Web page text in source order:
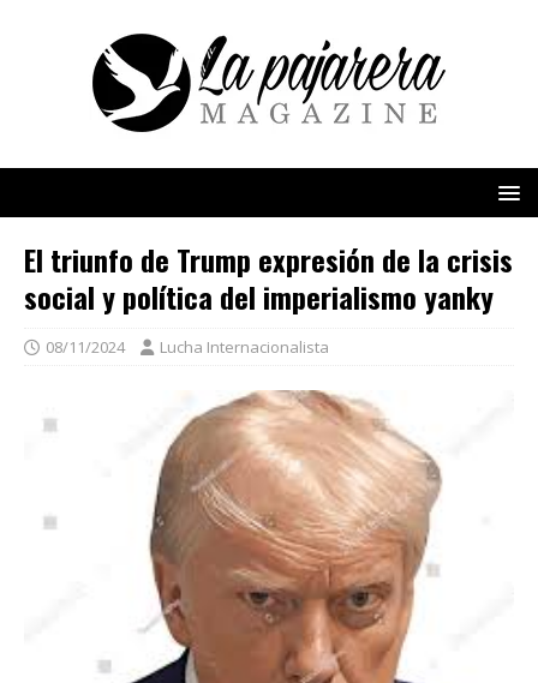
El triunfo de Trump expresión de la crisis
social y política del imperialismo yanky
08/11/2024 Lucha Internacionalista